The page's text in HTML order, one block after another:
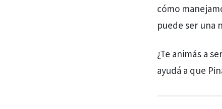
cómo
puede ser una
¿Te animás a
ayudá a que